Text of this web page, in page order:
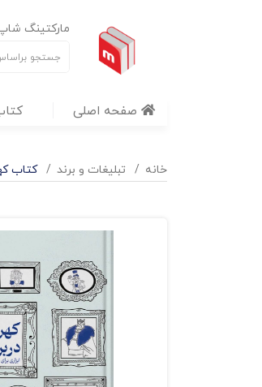
مارکتینگ
صفحه اصلی
خانه تبليغات و برند کتاب